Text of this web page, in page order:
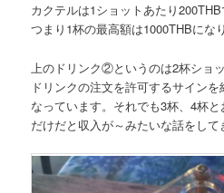
カクテルは1ショットあたり200THB
つまり1杯の最高額は1000THBにな
上のドリンク②というのは2杯ショ
ドリンクの注文を許可するサイン
なっています。それでも3杯、4杯
だけだと収入が～みたいな話をして